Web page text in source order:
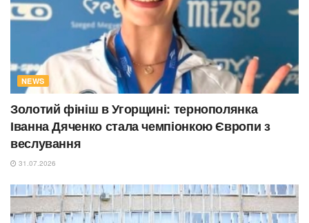
NEWS
Золотий фініш в Угорщині: тернополянка
Іванна Дяченко стала чемпіонкою Європи з
веслування
31.07.2026